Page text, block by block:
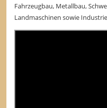
Fahrzeugbau, Metallbau,
Landmaschinen sowie